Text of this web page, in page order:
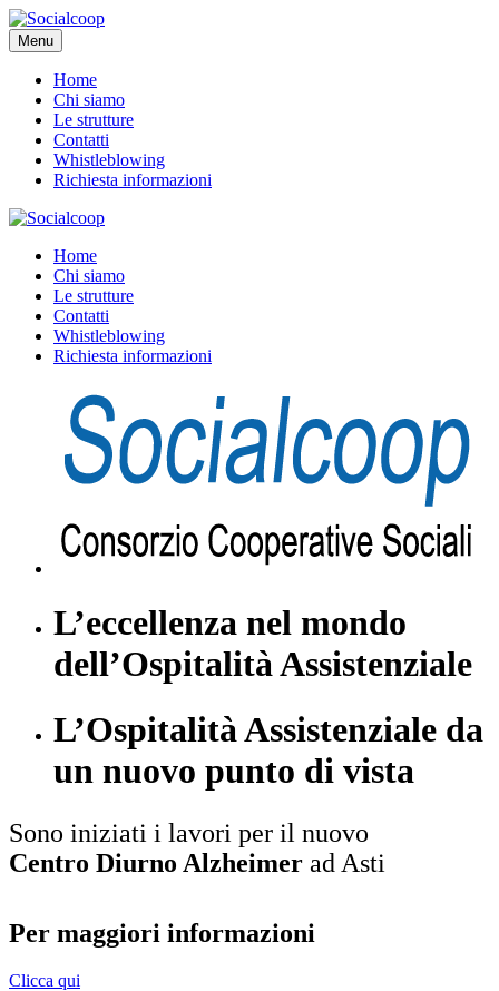
Menu
Home
Chi siamo
Le strutture
Contatti
Whistleblowing
Richiesta informazioni
Home
Chi siamo
Le strutture
Contatti
Whistleblowing
Richiesta informazioni
L’eccellenza nel mondo
dell’Ospitalità Assistenziale
L’Ospitalità Assistenziale da
un nuovo punto di vista
Sono iniziati i lavori per il nuovo
Centro Diurno Alzheimer ad Asti
Per maggiori informazioni
Clicca qui